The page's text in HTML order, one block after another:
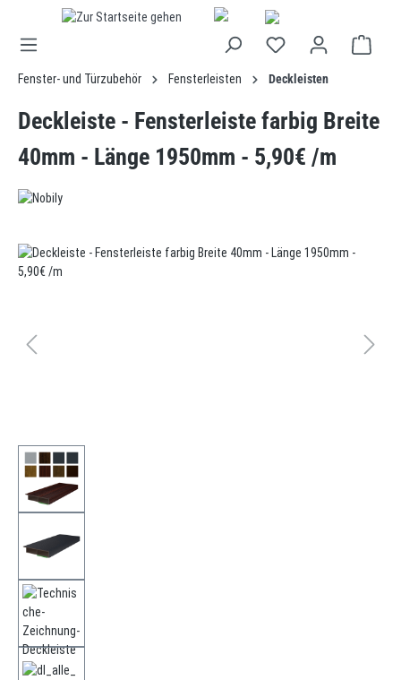
springen
Fenster- und Türzubehör Fensterleisten Deckleisten
Deckleiste - Fensterleiste farbig Breite
40mm - Länge 1950mm - 5,90€ /m
Bildergalerie überspringen